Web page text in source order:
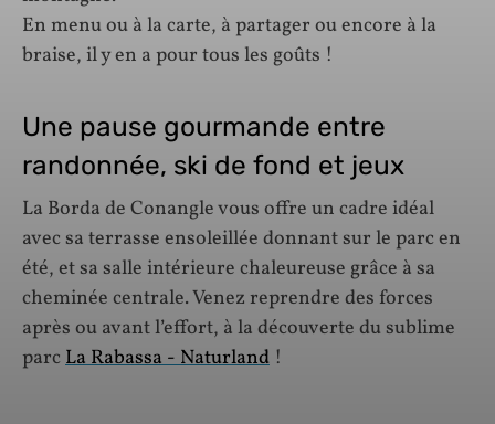
En menu ou à la carte, à partager ou encore à la
braise, il y en a pour tous les goûts !
Une pause gourmande entre
randonnée, ski de fond et jeux
La Borda de Conangle vous offre un cadre idéal
avec sa terrasse ensoleillée donnant sur le parc en
été, et sa salle intérieure chaleureuse grâce à sa
cheminée centrale. Venez reprendre des forces
après ou avant l’effort, à la découverte du sublime
parc La Rabassa - Naturland !